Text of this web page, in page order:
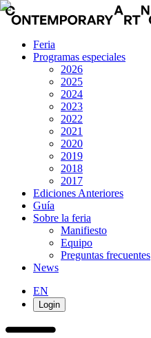
Feria
Programas especiales
2026
2025
2024
2023
2022
2021
2020
2019
2018
2017
Ediciones Anteriores
Guía
Sobre la feria
Manifiesto
Equipo
Preguntas frecuentes
News
EN
Login